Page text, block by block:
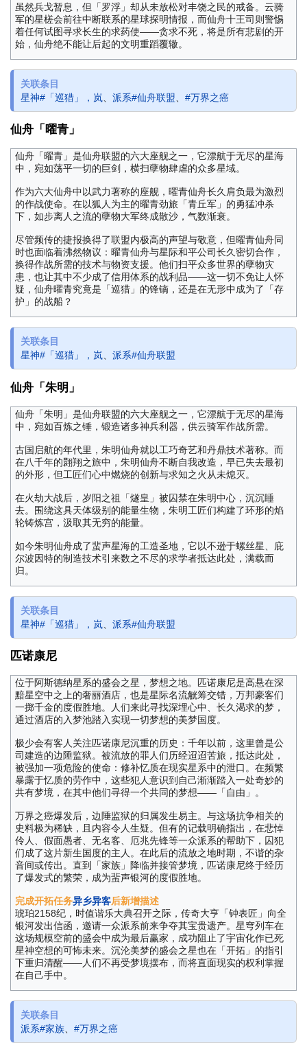
虽然兵戈暂息，但「罗浮」却从未放松对丰饶之民的戒备。云骑
军的星槎会前往中断联系的星球探明情报，而仙舟十王司则警惕
着任何试图寻求长生的求药使——贪求不死，将是所有悲剧的开
始，仙舟绝不能让后起的文明重蹈覆辙。
关联条目
星神#「巡猎」，岚
派系#仙舟联盟 #万界之癌
仙舟「曜青」
仙舟「曜青」是仙舟联盟的六大座舰之一，它漂航于无尽的星海
中，宛如荡平一切的巨剑，横扫孽物肆虐的众多星域。
作为六大仙舟中以武力著称的座舰，曜青仙舟长久肩负最为激烈
的作战使命。在以狐人为主的曜青劲旅「青丘军」的勇猛冲杀
下，如步离人之流的孽物大军终成散沙，气数渐衰。
尽管频传的捷报换得了联盟内极高的声望与敬意，但曜青仙舟同
时也面临着沸然物议：曜青仙舟与星际和平公司长久密切合作，
换得作战所需的技术与物资支援。他们扫平众多世界的孽物灾
患，也让其中不少成了信用体系的战利品——这一切不免让人怀
疑，仙舟曜青究竟是「巡猎」的锋镝，还是在无形中成为了「存
护」的战船？
关联条目
星神#「巡猎」，岚
派系#仙舟联盟
仙舟「朱明」
仙舟「朱明」是仙舟联盟的六大座舰之一，它漂航于无尽的星海
中，宛如百炼之锤，锻造诸多神兵利器，供云骑军作战所需。
古国启航的年代里，朱明仙舟就以工巧奇艺和丹鼎技术著称。而
在八千年的翾翔之旅中，朱明仙舟不断自我改造，早已失去最初
的外形，但工匠们心中燃烧的创新与求知之火从未熄灭。
在火劫大战后，岁阳之祖「燧皇」被囚禁在朱明中心，沉沉睡
去。围绕这具天体级别的能量生物，朱明工匠们构建了环形的焰
轮铸炼宫，汲取其无穷的能量。
如今朱明仙舟成了蜚声星海的工造圣地，它以不逊于螺丝星、庇
尔波因特的制造技术引来数之不尽的求学者抵达此处，满载而
归。
关联条目
星神#「巡猎」，岚
派系#仙舟联盟
匹诺康尼
位于阿斯德纳星系的盛会之星，梦想之地。匹诺康尼是高悬在深
黯星空中之上的奢丽酒店，也是星际名流觥筹交错，万邦豪客们
一掷千金的度假胜地。人们来此寻找深埋心中、长久渴求的梦，
通过酒店的入梦池踏入实现一切梦想的美梦国度。
极少会有客人关注匹诺康尼沉重的历史：千年以前，这里曾是公
司建造的边陲监狱。被流放的罪人们历经迢迢苦旅，抵达此处，
被强加一项危险的使命：修补忆质在现实星系中的泄口。在频繁
暴露于忆质的劳作中，这些犯人意识到自己渐渐踏入一处奇妙的
共有梦境，在其中他们寻得一个共同的梦想——「自由」。
万界之癌爆发后，边陲监狱的归属发生易主。与这场抗争相关的
史料极为稀缺，且内容令人生疑。但有的记载明确指出，在悲悼
伶人、假面愚者、无名客、厄兆先锋等一众派系的帮助下，囚犯
们成了这片新生国度的主人。在此后的流放之地时期，不谐的杂
音间或传出。直到「家族」降临并接管梦境，匹诺康尼终于经历
了爆发式的繁荣，成为蜚声银河的度假胜地。
完成开拓任务异乡异客后新增描述
琥珀2158纪，时值谐乐大典召开之际，传奇大亨「钟表匠」向全
银河发出信函，邀请一众派系前来争夺其宝贵遗产。星穹列车在
这场规模空前的盛会中成为最后赢家，成功阻止了宇宙化作已死
星神空想的可怖未来。沉沦美梦的盛会之星也在「开拓」的指引
下重归清醒——人们不再受梦境摆布，而将直面现实的权利掌握
在自己手中。
关联条目
派系#家族
#万界之癌